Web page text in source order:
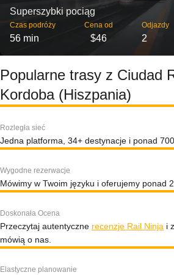
Superszybki pociąg
Czas podróży
56 min
Cena od
$46
Odjazdy
2
Popularne trasy z Ciudad
Kordoba (Hiszpania)
Rozległa sieć
Jedna platforma, 34+ destynacje i ponad
Wygodne rezerwacje
Mówimy w Twoim języku i oferujemy ponad
Doskonała Ocena
Przeczytaj autentyczne recenzje Rail Ninja i
mówią o nas.
Elastyczne planowanie